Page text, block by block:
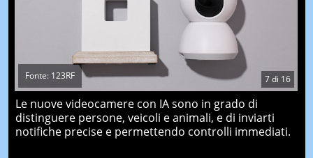
7di 16
Fonte: 123RF
Le nuove videocamere con IA sono in grado di
distinguere persone, veicoli e animali, e di inviarti
notifiche precise e permettendo controlli immediati.